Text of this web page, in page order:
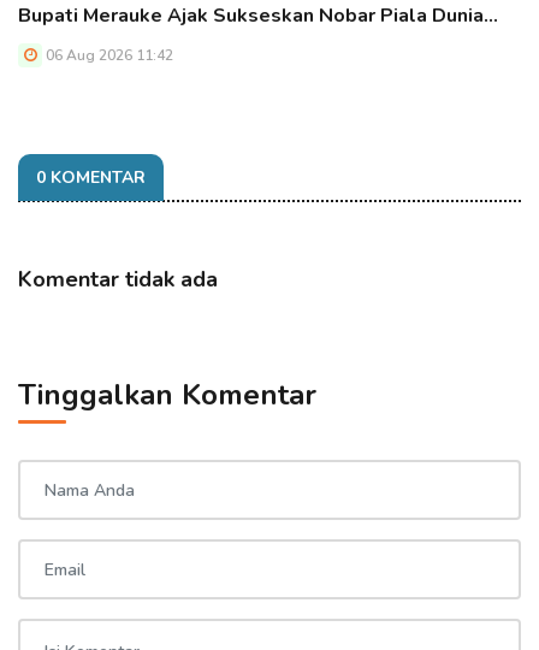
Bupati Merauke Ajak Sukseskan Nobar Piala Dunia…
06 Aug 2026 11:42
0 KOMENTAR
Komentar tidak ada
Tinggalkan Komentar